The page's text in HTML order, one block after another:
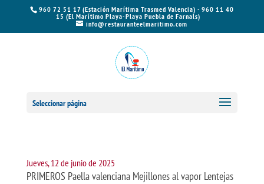
960 72 51 17 (Estación Marítima Trasmed Valencia) - 960 11 40
15 (El Marítimo Playa-Playa Puebla de Farnals)
info@restauranteelmaritimo.com
Seleccionar página
Jueves, 12 de junio de 2025
PRIMEROS Paella valenciana Mejillones al vapor Lentejas